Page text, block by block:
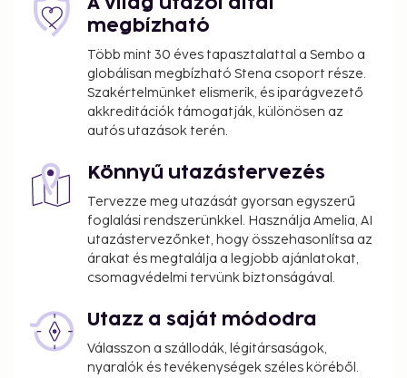
We have included all charges provided to us by the
Bed sheets fee: EUR 25 per person, per stay (or
guests may bring their own)
The above list may not be comprehensive. Fees and
change.
Pool access available from 6:00 AM to 10:00 PM.
The property is professionally cleaned.
Contactless check-in and contactless check-out
are available.
A világ utazói által
megbízható
Több mint 30 éves tapasztalattal a Sembo a
globálisan megbízható Stena csoport része.
Szakértelmünket elismerik, és iparágvezető
akkreditációk támogatják, különösen az
autós utazások terén.
Könnyű utazástervezés
Tervezze meg utazását gyorsan egyszerű
foglalási rendszerünkkel. Használja Amelia, AI
utazástervezőnket, hogy összehasonlítsa az
árakat és megtalálja a legjobb ajánlatokat,
csomagvédelmi tervünk biztonságával.
Utazz a saját módodra
Válasszon a szállodák, légitársaságok,
nyaralók és tevékenységek széles köréből.